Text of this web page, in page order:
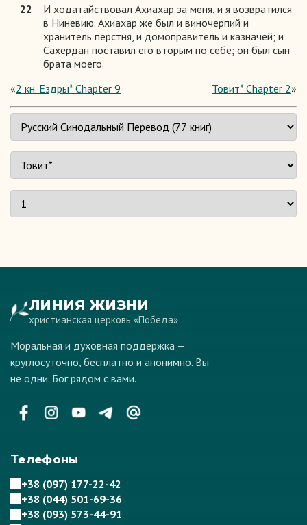
22
И ходатайствовал Ахиахар за меня, и я возвратился
в Ниневию. Ахиахар же был и виночерпий и
хранитель перстня, и домоправитель и казначей; и
Сахердан поставил его вторым по себе; он был сын
брата моего.
«2 кн. Ездры* Chapter 9 Товит* Chapter 2»
ЛИНИЯ ЖИЗНИ
христианская церковь «Победа»
Моральная и духовная поддержка —
круглосуточно, бесплатно и анонимно. Вы
не одни. Бог рядом с вами.
Телефоны
+38 (097) 177-22-42
+38 (044) 501-69-36
+38 (093) 573-44-91